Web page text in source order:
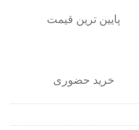
پایین ترین قیمت
خرید حضوری